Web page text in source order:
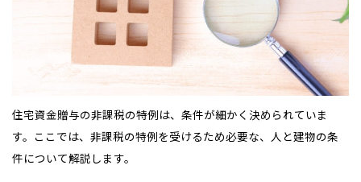
住宅資金贈与の非課税の特例は、条件が細かく決められていま
す。ここでは、非課税の特例を受けるため必要な、人と建物の条
件について解説します。
福井
茨城
群馬
三重
兵庫
滋賀
香川
鳥取
福岡
熊本
分譲マンション
※現住所のある都道府県以外の建築予定地の方でも現住所の有るお近
くの展示場又は店舗にお問合せください。
移住の計画の方もご相談対
応します。お気軽にご相談ください。
福島県
郡山
福島
いわき
会津
石川県
金沢
福井県
埼玉
所沢
千葉県
千葉
柏
茨城県
水戸
栃木県
小山
静岡県
静岡
浜松
三重県
四日市
京都府
京都
姫路
奈良県
奈良
岡山
高松
松山
佐賀
熊本県
熊本
大分県
大分